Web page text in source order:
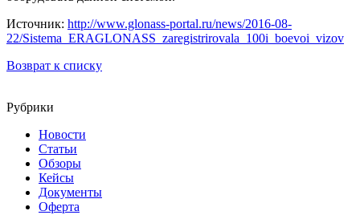
Источник: http://www.glonass-portal.ru/news/2016-08-
22/Sistema_ERAGLONASS_zaregistrirovala_100i_boevoi_vizov
Возврат к списку
Рубрики
Новости
Статьи
Обзоры
Кейсы
Документы
Оферта